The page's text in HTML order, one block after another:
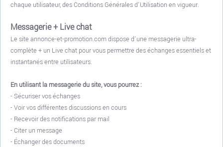
chaque utilisateur, des Conditions Générales d'Utilisation en vigueur.
Messagerie + Live chat
Le site annonce-et-promotion.com dispose d'une messagerie ultra-
complète + un Live chat pour vous permettre des échanges essentiels et
instantanés entre utilisateurs.
En utilisant la messagerie du site, vous pourrez :
- Sécuriser vos échanges
- Voir vos différentes discussions en cours
- Recevoir des notifications par mail
- Citer un message
- Échanger des documents